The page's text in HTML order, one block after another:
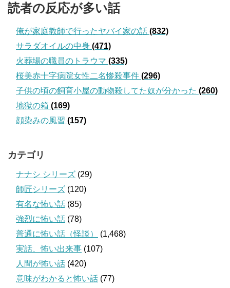
読者の反応が多い話
俺が家庭教師で行ったヤバイ家の話 (832)
サラダオイルの中身 (471)
火葬場の職員のトラウマ (335)
桜美赤十字病院女性二名惨殺事件 (296)
子供の頃の飼育小屋の動物殺してた奴が分かった (260)
地獄の箱 (169)
顔染みの風習 (157)
カテゴリ
ナナシ シリーズ (29)
師匠シリーズ (120)
有名な怖い話 (85)
強烈に怖い話 (78)
普通に怖い話（怪談）
(1,468)
実話、怖い出来事 (107)
人間が怖い話 (420)
意味がわかると怖い話 (77)